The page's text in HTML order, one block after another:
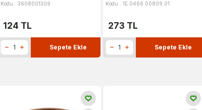
Kodu : 3608001309
124 TL
Sepete Ekle
Kodu : 1E.0466.00809.01
273 TL
Sepete Ekle